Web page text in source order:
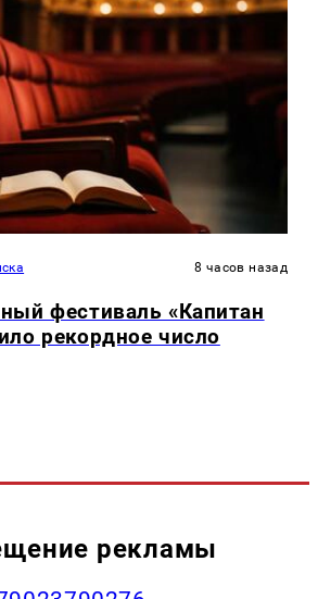
8 часов назад
фестиваль «Капитан
рекордное число
рекламы